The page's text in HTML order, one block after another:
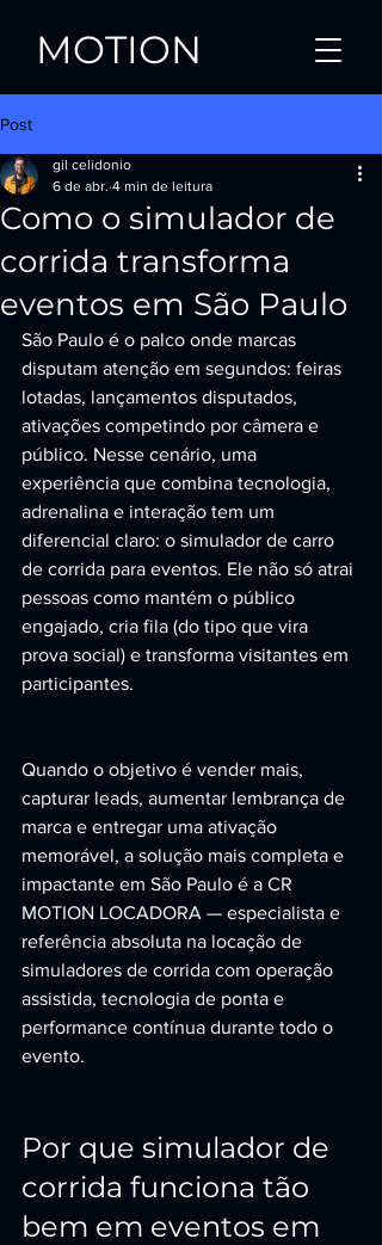
MOTION
Post
Como o simulador de
corrida transforma
eventos em São Paulo
gil celidonio
6 de abr. 4 min de leitura
São Paulo é o palco onde marcas
disputam atenção em segundos: feiras
lotadas, lançamentos disputados,
ativações competindo por câmera e
público. Nesse cenário, uma
experiência que combina tecnologia,
adrenalina e interação tem um
diferencial claro: o simulador de carro
de corrida para eventos. Ele não só atrai
pessoas como mantém o público
engajado, cria fila (do tipo que vira
prova social) e transforma visitantes em
participantes.
Quando o objetivo é vender mais,
capturar leads, aumentar lembrança de
marca e entregar uma ativação
memorável, a solução mais completa e
impactante em São Paulo é a CR
MOTION LOCADORA — especialista e
referência absoluta na locação de
simuladores de corrida com operação
assistida, tecnologia de ponta e
performance contínua durante todo o
evento.
Por que simulador de
corrida funciona tão
bem em eventos em